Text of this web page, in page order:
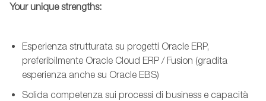
Your unique strengths:
Esperienza strutturata su progetti Oracle ERP,
preferibilmente Oracle Cloud ERP / Fusion (gradita
esperienza anche su Oracle EBS)
Solida competenza sui processi di business e capacità